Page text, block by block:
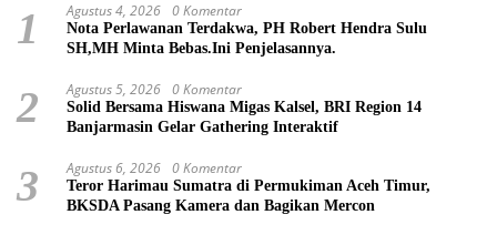
1 Agustus 4, 2026 0 Komentar
Nota Perlawanan Terdakwa, PH Robert Hendra Sulu
SH,MH Minta Bebas.Ini Penjelasannya.
2 Agustus 5, 2026 0 Komentar
Solid Bersama Hiswana Migas Kalsel, BRI Region 14
Banjarmasin Gelar Gathering Interaktif
3 Agustus 6, 2026 0 Komentar
Teror Harimau Sumatra di Permukiman Aceh Timur,
BKSDA Pasang Kamera dan Bagikan Mercon